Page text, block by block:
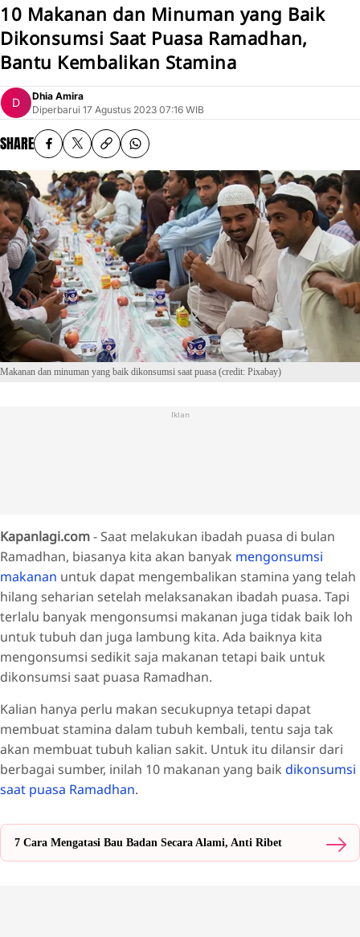
10 Makanan dan Minuman yang Baik
Dikonsumsi Saat Puasa Ramadhan,
Bantu Kembalikan Stamina
Dhia Amira
Diperbarui 17 Agustus 2023 07:16 WIB
SHARE
Makanan dan minuman yang baik dikonsumsi saat puasa (credit: Pixabay)
Iklan
Kapanlagi.com- Saat melakukan ibadah puasa di bulan
Ramadhan, biasanya kita akan banyak mengonsumsi
makanan untuk dapat mengembalikan stamina yang telah
hilang seharian setelah melaksanakan ibadah puasa. Tapi
terlalu banyak mengonsumsi makanan juga tidak baik loh
untuk tubuh dan juga lambung kita. Ada baiknya kita
mengonsumsi sedikit saja makanan tetapi baik untuk
dikonsumsi saat puasa Ramadhan.
Kalian hanya perlu makan secukupnya tetapi dapat
membuat stamina dalam tubuh kembali, tentu saja tak
akan membuat tubuh kalian sakit. Untuk itu dilansir dari
berbagai sumber, inilah 10 makanan yang baik dikonsumsi
saat puasa Ramadhan.
7 Cara Mengatasi Bau Badan Secara Alami, Anti Ribet